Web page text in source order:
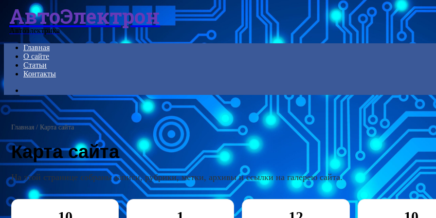
Menu
АвтоЭлектрон
Автоэлектрика
Главная
О сайте
Статьи
Контакты
for
Главная / Карта сайта
Карта сайта
На этой странице собраны записи, рубрики, метки, архивы и ссылки на галерею сайта.